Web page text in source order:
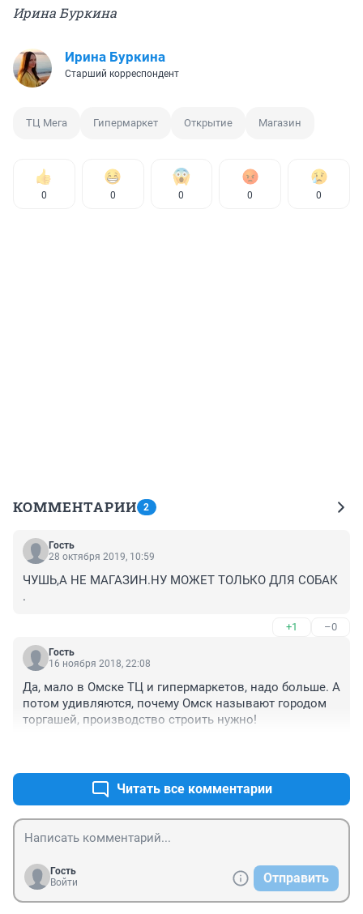
Ирина Буркина
Ирина Буркина
Старший корреспондент
ТЦ Мега Гипермаркет Открытие Магазин
0 0 0 0 0
КОММЕНТАРИИ 2
Гость
28 октября 2019, 10:59
ЧУШЬ,А НЕ МАГАЗИН.НУ МОЖЕТ ТОЛЬКО ДЛЯ СОБАК
.
+1 –0
Гость
16 ноября 2018, 22:08
Да, мало в Омске ТЦ и гипермаркетов, надо больше. А
потом удивляются, почему Омск называют городом
торгашей, производство строить нужно!
Читать все комментарии
Гость
Войти
Отправить